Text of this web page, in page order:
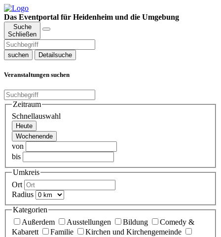
Das Eventportal für Heidenheim und die Umgebung
Suche
Schließen
suchen Detailsuche
Veranstaltungen suchen
Zeitraum
Schnellauswahl
Heute
Wochenende
von
bis
Umkreis
Ort
Radius
Kategorien
Außerdem
Ausstellungen Bildung
Comedy &
Kabarett
Familie
Kirchen und Kirchengemeinde